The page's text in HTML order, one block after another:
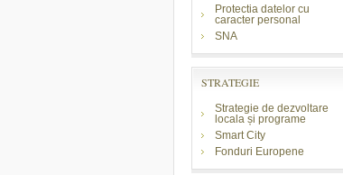
Protectia datelor cu
caracter personal
SNA
STRATEGIE
Strategie de dezvoltare
locala și programe
Smart City
Fonduri Europene